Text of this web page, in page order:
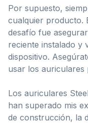
Por supuesto,
cualquier producto.
desafío fue
reciente instalado y
dispositivo.
usar los auriculares
Los auriculares
han superado mis
de construcción, la